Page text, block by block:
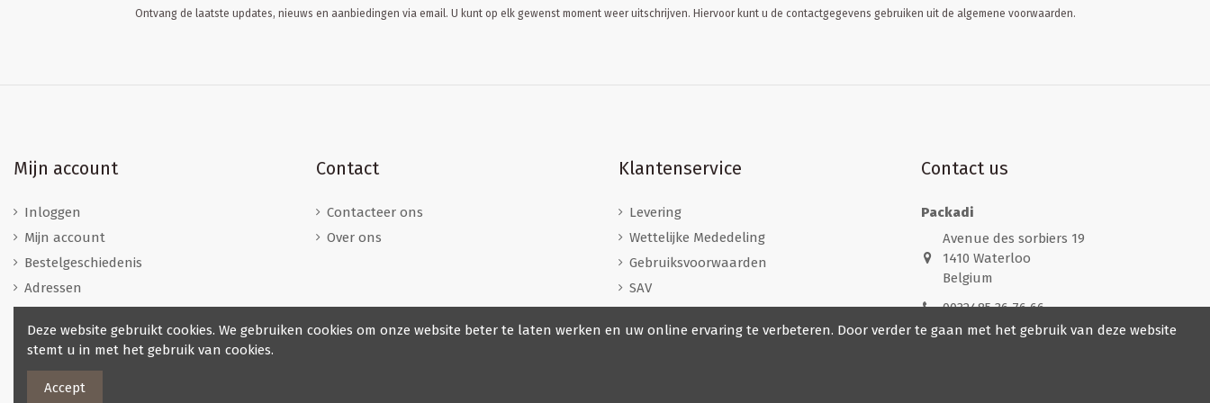
Ontvang de laatste updates, nieuws en aanbiedingen via email. U kunt op elk gewenst moment weer uitschrijven. Hiervoor kunt u de contactgegevens gebruiken uit de algemene voorwaarden.
Mijn account
Inloggen
Mijn account
Bestelgeschiedenis
Adressen
Contact
Contacteer ons
Over ons
Klantenservice
Levering
Wettelijke Mededeling
Gebruiksvoorwaarden
SAV
Veilige betaling
Contact us
Packadi
Avenue des sorbiers 19
1410 Waterloo
Belgium
0032485 36 76 66
info@packadi.be
Deze website gebruikt cookies. We gebruiken cookies om onze website beter te laten werken en uw online ervaring te verbeteren. Door verder te gaan met het gebruik van deze website
stemt u in met het gebruik van cookies.
Accept